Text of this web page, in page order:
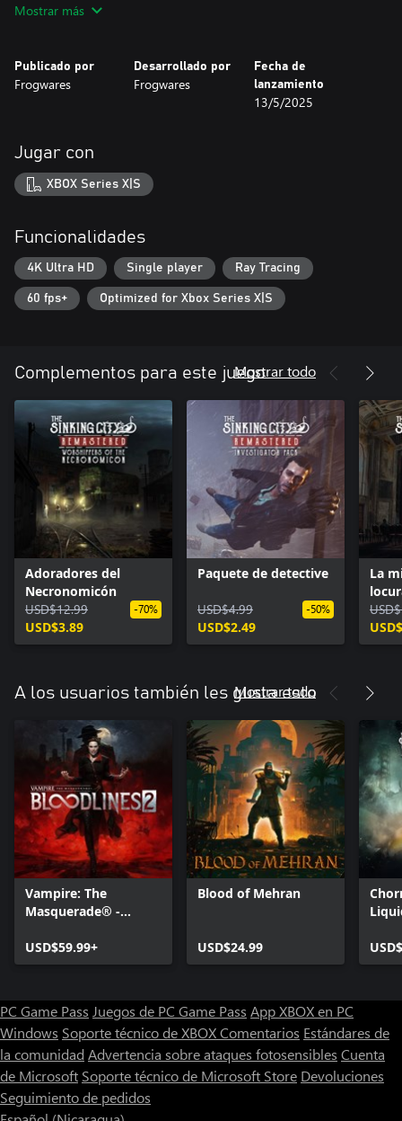
Fundamentos del juego:
- Un enorme mundo abierto que podrás explorar a pie, en barco,
en traje de buzo...
- Alta rejugabilidad gracias a un sistema de investigación abierto:
dependerá de tus acciones.
- Un arsenal de armas de los años 20 con el que enfrentarte a
espantosas criaturas.
- Gestiona tu cordura para discernir la verdad que se halla tras la
Mostrar más
Publicado por
Frogwares
Desarrollado por
Frogwares
Fecha de
lanzamiento
13/5/2025
Jugar con
XBOX Series X|S
Funcionalidades
4K Ultra HD Single player Ray Tracing
60 fps+ Optimized for Xbox Series X|S
Complementos para este juegoMostrar todo
Adoradores del
Necronomicón
USD$12.99
USD$3.89
-70%
Paquete de detective
USD$4.99
USD$2.49
-50%
La
A los usuarios también les gusta esto
Mostrar todo
Vampire: The
Masquerade® -
USD$59.99+
Blood of Mehran
USD$24.99
PC Game Pass Juegos de PC Game Pass App XBOX en PC
Windows Soporte técnico de XBOXComentarios Estándares de
la comunidad Advertencia sobre ataques fotosensibles Cuenta
de Microsoft Soporte técnico de Microsoft Store Devoluciones
Seguimiento de pedidos